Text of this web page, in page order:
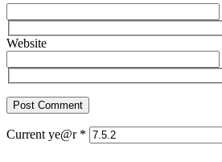
Website
Current ye@r *